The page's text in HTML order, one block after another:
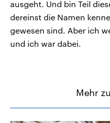
ausgeht. Und bin Teil
dereinst die Namen
gewesen sind. Aber ich
und ich war dabei.
Mehr